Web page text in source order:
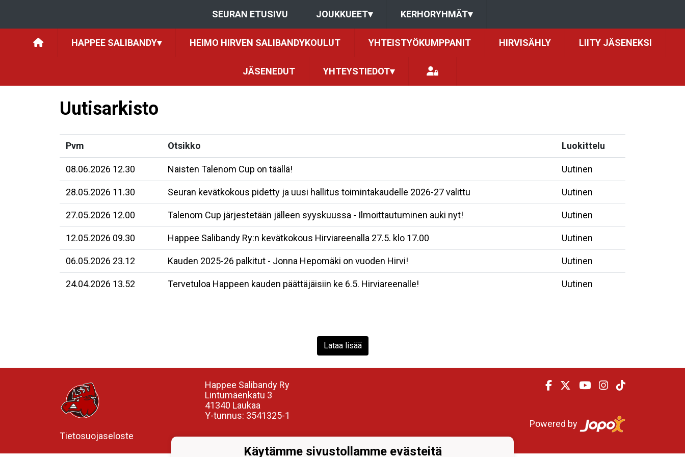
SEURAN ETUSIVU JOUKKUEET▾ KERHORYHMÄT▾
HAPPEE SALIBANDY▾ HEIMO HIRVEN SALIBANDYKOULUT YHTEISTYÖKUMPPANIT HIRVISÄHLY LIITY JÄSENEKSI
JÄSENEDUT YHTEYSTIEDOT▾
Uutisarkisto
Pvm Otsikko Luokittelu
08.06.2026 12.30 Naisten Talenom Cup on täällä! Uutinen
28.05.2026 11.30 Seuran kevätkokous pidetty ja uusi hallitus toimintakaudelle 2026-27 valittu Uutinen
27.05.2026 12.00 Talenom Cup järjestetään jälleen syyskuussa - Ilmoittautuminen auki nyt! Uutinen
12.05.2026 09.30 Happee Salibandy Ry:n kevätkokous Hirviareenalla 27.5. klo 17.00 Uutinen
06.05.2026 23.12 Kauden 2025-26 palkitut - Jonna Hepomäki on vuoden Hirvi! Uutinen
24.04.2026 13.52 Tervetuloa Happeen kauden päättäjäisiin ke 6.5. Hirviareenalle! Uutinen
Lataa lisää
Tietosuojaseloste
Happee Salibandy Ry
Lintumäenkatu 3
41340 Laukaa
Y-tunnus: 3541325-1
Powered by
Käytämme sivustollamme evästeitä